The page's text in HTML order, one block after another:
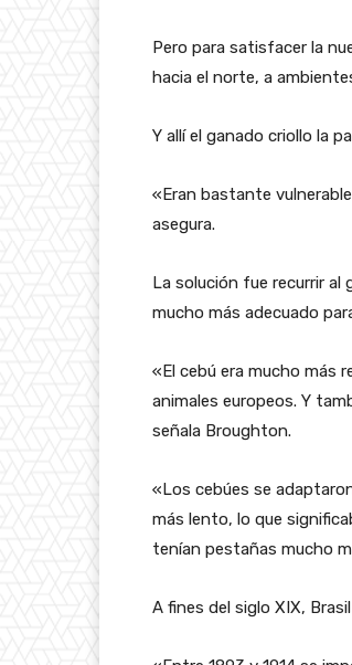
Pero para satisfacer la
hacia el norte, a
Y allí el ganado criollo la
«Eran bastante
asegura.
La solución fue recurrir al
mucho más adecuado
«El cebú era mucho más
animales europeos. Y
señala Broughton.
«Los cebúes se
más lento, lo que
tenían pestañas mucho
A fines del siglo XIX,